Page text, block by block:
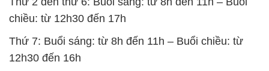
Chủ nhật: Nghỉ chủ nhật hàng tuần
thủ giờ làm việc để đảm bảo sự hỗ trợ tốt nhất cho
khách hàng và đảm bảo hiệu suất công việc cao